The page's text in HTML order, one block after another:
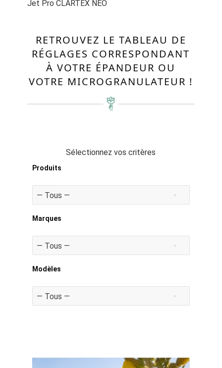
Jet Pro CLARTEX NEO
RETROUVEZ LE TABLEAU DE
RÉGLAGES CORRESPONDANT
À VOTRE ÉPANDEUR OU
VOTRE MICROGRANULATEUR !
Sélectionnez vos critères
Produits
Marques
Modèles